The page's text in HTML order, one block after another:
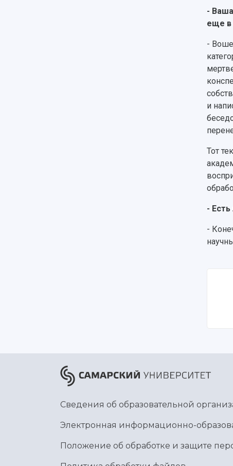
-
еще в
-
и
Тот
-
-
Сведения об образовательной
Электронная информационно-
Положение об обработке и защите